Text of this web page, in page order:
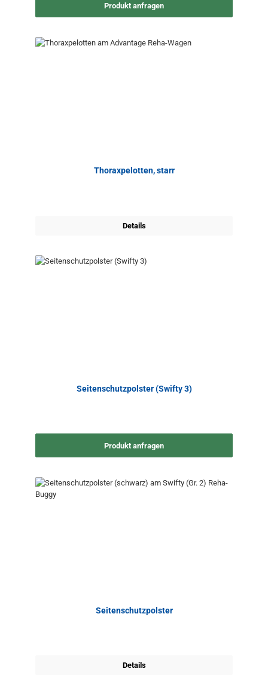
Produkt anfragen
Thoraxpelotten, starr
Details
Seitenschutzpolster (Swifty 3)
Produkt anfragen
Seitenschutzpolster
Details